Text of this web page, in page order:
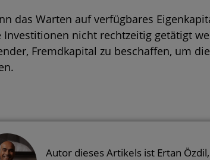
das Warten auf verfügbares
Investitionen nicht rechtzeitig getätigt
Fremdkapital zu beschaffen, um
Autor dieses Artikels ist Ertan Özdil